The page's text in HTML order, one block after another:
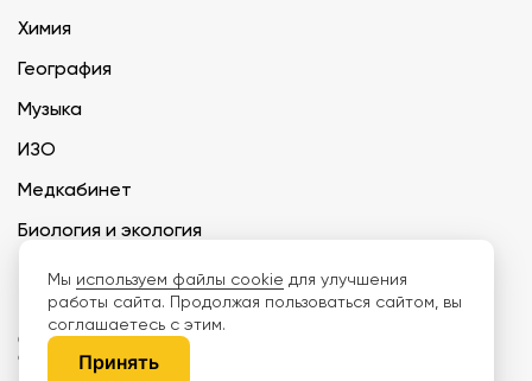
Химия
География
Музыка
ИЗО
Медкабинет
Биология и экология
Технология
ООО «Дети наше будущее» ИНН 6671165273 ОГРН 1216600030250 КПП
667101001 БИК 046577674
Мы используем файлы cookie для улучшения
работы сайта. Продолжая пользоваться сайтом, вы
соглашаетесь с этим.
Принять